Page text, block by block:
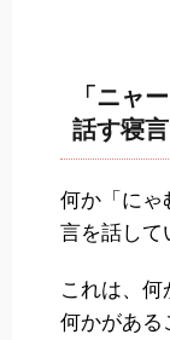
「ニャ
話す寝言
何か「にゃ
言を話して
これは、何
何かがある